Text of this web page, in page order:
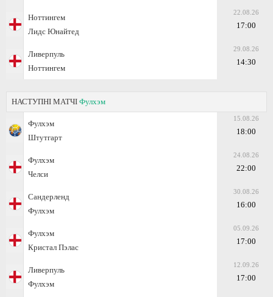
Ноттингем
Лидс Юнайтед
22.08.26
17:00
Ливерпуль
Ноттингем
29.08.26
14:30
НАСТУПНІ МАТЧІ Фулхэм
Фулхэм
Штутгарт
15.08.26
18:00
Фулхэм
Челси
24.08.26
22:00
Сандерленд
Фулхэм
30.08.26
16:00
Фулхэм
Кристал Пэлас
05.09.26
17:00
Ливерпуль
Фулхэм
12.09.26
17:00